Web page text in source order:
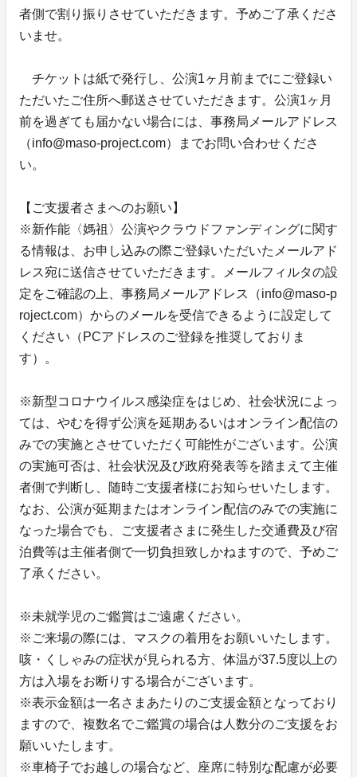
者側で割り振りさせていただきます。予めご了承くださ
いませ。
チケットは紙で発行し、公演1ヶ月前までにご登録い
ただいたご住所へ郵送させていただきます。公演1ヶ月
前を過ぎても届かない場合には、事務局メールアドレス
（info@maso-project.com）までお問い合わせくださ
い。
【ご支援者さまへのお願い】
※新作能〈媽祖〉公演やクラウドファンディングに関す
る情報は、お申し込みの際ご登録いただいたメールアド
レス宛に送信させていただきます。メールフィルタの設
定をご確認の上、事務局メールアドレス（info@maso-p
roject.com）からのメールを受信できるように設定して
ください（PCアドレスのご登録を推奨しておりま
す）。
※新型コロナウイルス感染症をはじめ、社会状況によっ
ては、やむを得ず公演を延期あるいはオンライン配信の
みでの実施とさせていただく可能性がございます。公演
の実施可否は、社会状況及び政府発表等を踏まえて主催
者側で判断し、随時ご支援者様にお知らせいたします。
なお、公演が延期またはオンライン配信のみでの実施に
なった場合でも、ご支援者さまに発生した交通費及び宿
泊費等は主催者側で一切負担致しかねますので、予めご
了承ください。
※未就学児のご鑑賞はご遠慮ください。
※ご来場の際には、マスクの着用をお願いいたします。
咳・くしゃみの症状が見られる方、体温が37.5度以上の
方は入場をお断りする場合がございます。
※表示金額は一名さまあたりのご支援金額となっており
ますので、複数名でご鑑賞の場合は人数分のご支援をお
願いいたします。
※車椅子でお越しの場合など、座席に特別な配慮が必要